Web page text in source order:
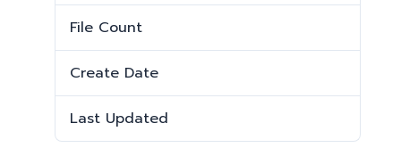
File Count
Create Date
Last Updated